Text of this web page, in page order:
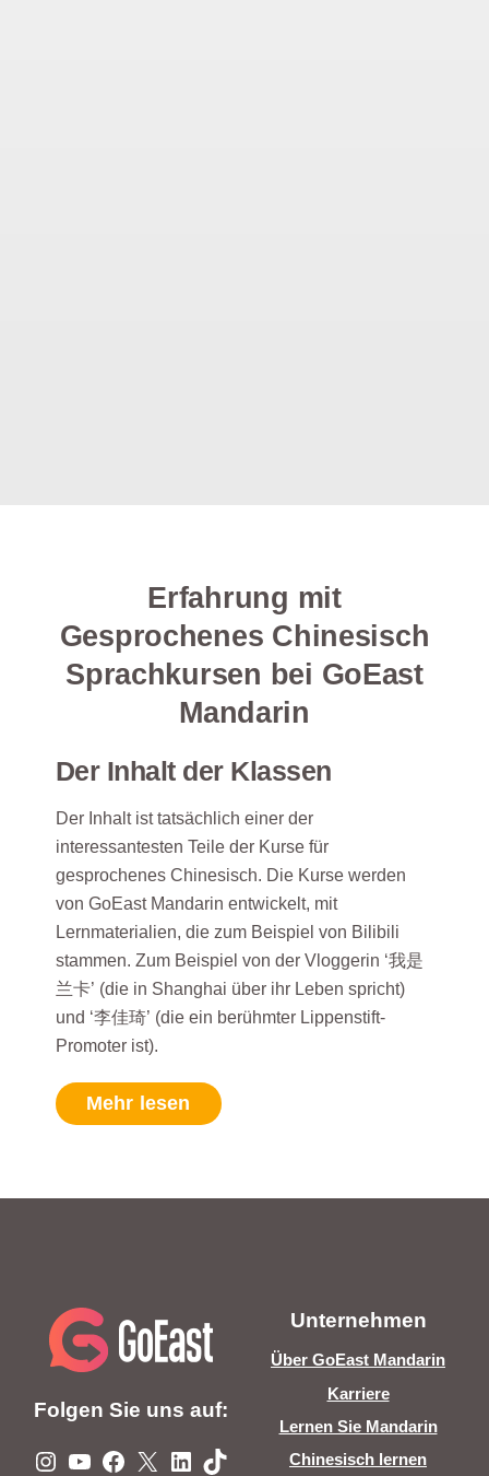
Erfahrung mit
Gesprochenes Chinesisch
Sprachkursen bei GoEast
Mandarin
Der Inhalt der Klassen
Der Inhalt ist tatsächlich einer der
interessantesten Teile der Kurse für
gesprochenes Chinesisch. Die Kurse werden
von GoEast Mandarin entwickelt, mit
Lernmaterialien, die zum Beispiel von Bilibili
stammen. Zum Beispiel von der Vloggerin ‘我是
兰卡’ (die in Shanghai über ihr Leben spricht)
und ‘李佳琦’ (die ein berühmter Lippenstift-
Promoter ist).
Mehr lesen
Folgen Sie uns auf:
Instagram
YouTube
Facebook
X LinkedIn
TikTok
Unternehmen
Über GoEast Mandarin
Karriere
Lernen Sie Mandarin
Chinesisch lernen